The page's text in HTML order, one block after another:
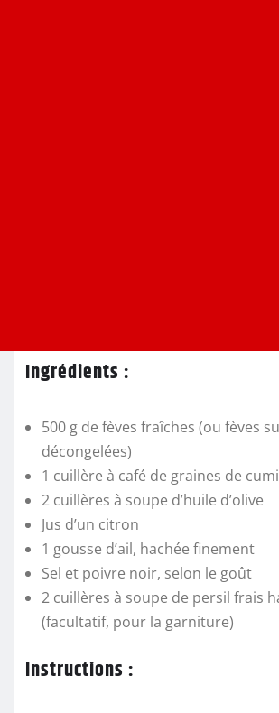
Ingrédients :
500 g de fèves fraîches (ou fèves
décongelées)
1 cuillère à café de graines de
2 cuillères à soupe d’huile d’olive
Jus d’un citron
1 gousse d’ail, hachée finement
Sel et poivre noir, selon le goût
2 cuillères à soupe de persil frais
(facultatif, pour la garniture)
Instructions :